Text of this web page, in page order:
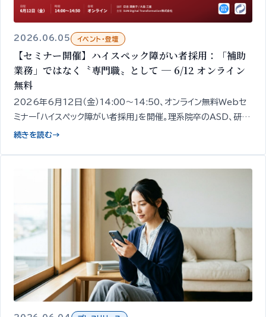
2026.06.05 イベント・登壇
【セミナー開催】ハイスペック障がい者採用：「補助
業務」ではなく〝専門職〟として ─ 6/12 オンライン
無料
2026年6月12日（金）14:00〜14:50、オンライン無料Webセ
ミナー「ハイスペック障がい者採用」を開催。理系院卒のASD、研究
職経験のうつ病など、スキルと専門性を持つ障がい者を「補助業
見をもとに専門家が50分で整理してお伝えします。
続きを読む→